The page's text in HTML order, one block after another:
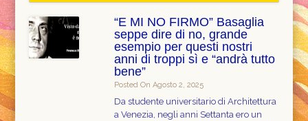
“E MI NO FIRMO” Basaglia
seppe dire di no, grande
esempio per questi nostri
anni di troppi sì e “andrà tutto
bene”
Posted On Agosto 2, 2025
Da studente universitario di Architettura
a Venezia, negli anni Settanta ero un